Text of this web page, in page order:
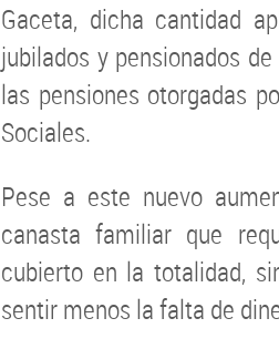
Gaceta, dicha cantidad
jubilados y pensionados
las pensiones otorgadas
Sociales.
Pese a este nuevo
canasta familiar que
cubierto en la totalidad,
sentir menos la falta de